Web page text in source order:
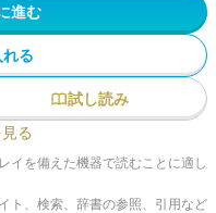
進む
る
試し読み
る
イを備えた機器で読むことに適し
ト、検索、辞書の参照、引用など